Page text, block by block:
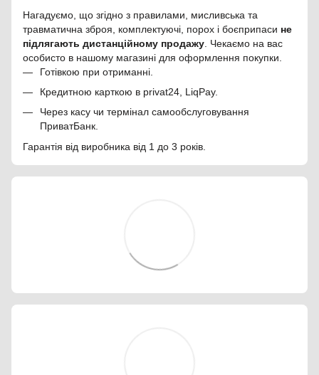
Нагадуємо, що згідно з правилами, мисливська та
травматична зброя, комплектуючі, порох і боєприпаси не
підлягають дистанційному продажу . Чекаємо на вас
особисто в нашому магазині для оформлення покупки.
Готівкою при отриманні.
Кредитною карткою в privat24, LiqPay.
Через касу чи термінал самообслуговування
ПриватБанк.
Гарантія від виробника від 1 до 3 років.